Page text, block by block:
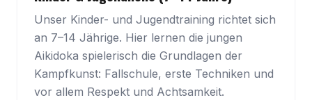
Unser Kinder- und Jugendtraining richtet sich
an 7–14 Jährige. Hier lernen die jungen
Aikidoka spielerisch die Grundlagen der
Kampfkunst: Fallschule, erste Techniken und
vor allem Respekt und Achtsamkeit.